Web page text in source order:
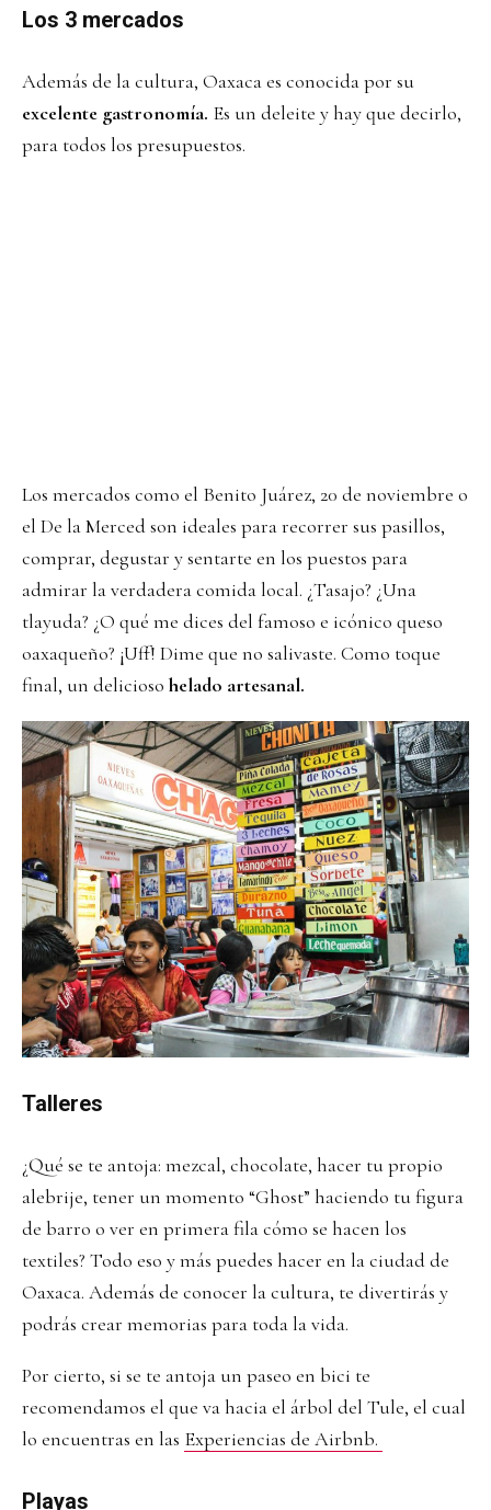
Los 3 mercados
Además de la cultura, Oaxaca es conocida por su
excelente gastronomía. Es un deleite y hay que decirlo,
para todos los presupuestos.
Los mercados como el Benito Juárez, 20 de noviembre o
el De la Merced son ideales para recorrer sus pasillos,
comprar, degustar y sentarte en los puestos para
admirar la verdadera comida local. ¿Tasajo? ¿Una
tlayuda? ¿O qué me dices del famoso e icónico queso
oaxaqueño? ¡Uff! Dime que no salivaste. Como toque
final, un delicioso helado artesanal.
Talleres
¿Qué se te antoja: mezcal, chocolate, hacer tu propio
alebrije, tener un momento “Ghost” haciendo tu figura
de barro o ver en primera fila cómo se hacen los
textiles? Todo eso y más puedes hacer en la ciudad de
Oaxaca. Además de conocer la cultura, te divertirás y
podrás crear memorias para toda la vida.
Por cierto, si se te antoja un paseo en bici te
recomendamos el que va hacia el árbol del Tule, el cual
lo encuentras en las Experiencias de Airbnb.
Playas